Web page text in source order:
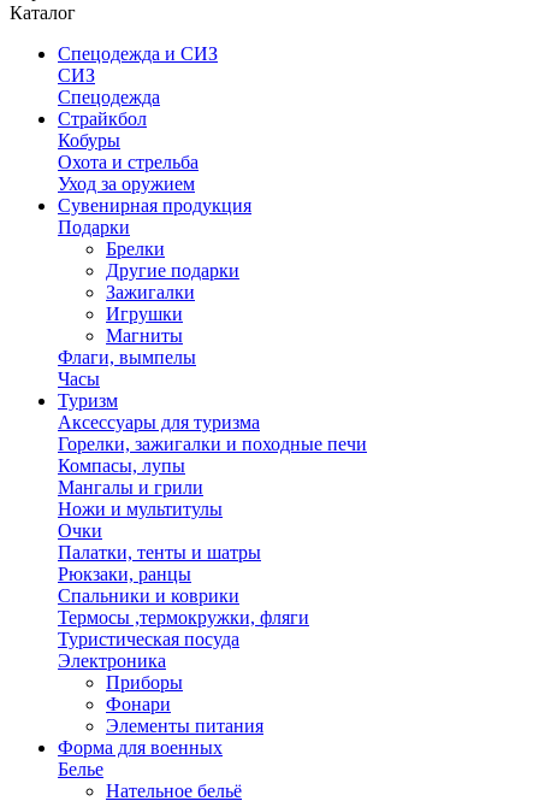
Каталог
Спецодежда и СИЗ
СИЗ
Спецодежда
Страйкбол
Кобуры
Охота и стрельба
Уход за оружием
Сувенирная продукция
Подарки
Брелки
Другие подарки
Зажигалки
Игрушки
Магниты
Флаги, вымпелы
Часы
Туризм
Аксессуары для туризма
Горелки, зажигалки и походные печи
Компасы, лупы
Мангалы и грили
Ножи и мультитулы
Очки
Палатки, тенты и шатры
Рюкзаки, ранцы
Спальники и коврики
Термосы ,термокружки, фляги
Туристическая посуда
Электроника
Приборы
Фонари
Элементы питания
Форма для военных
Белье
Нательное бельё